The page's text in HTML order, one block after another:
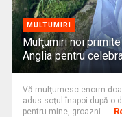
MULTUMIRI
Mulţumiri noi
Anglia pentru
Vă mulţumesc enorm
adus soţul înapoi după o
pentru mine, groazni ...